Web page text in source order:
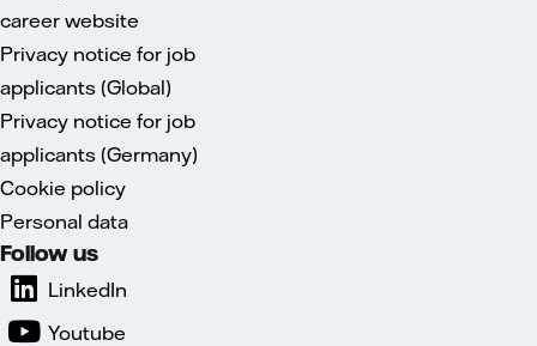
career website
Privacy notice for job
applicants (Global)
Privacy notice for job
applicants (Germany)
Cookie policy
Personal data
Follow us
LinkedIn
Youtube